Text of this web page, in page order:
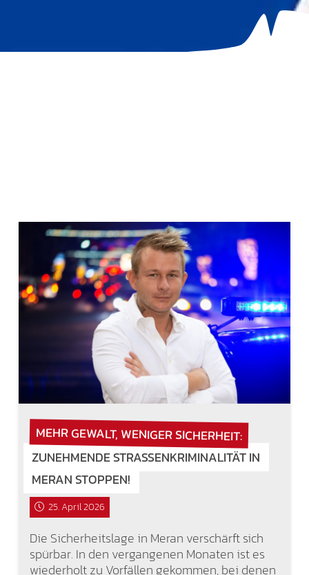
MEHR GEWALT, WENIGER SICHERHEIT:
ZUNEHMENDE STRASSENKRIMINALITÄT IN M
ERAN STOPPEN!
25. April 2026
Die Sicherheitslage in Meran verschärft sich
spürbar. In den vergangenen Monaten ist es
wiederholt zu Vorfällen gekommen, bei denen